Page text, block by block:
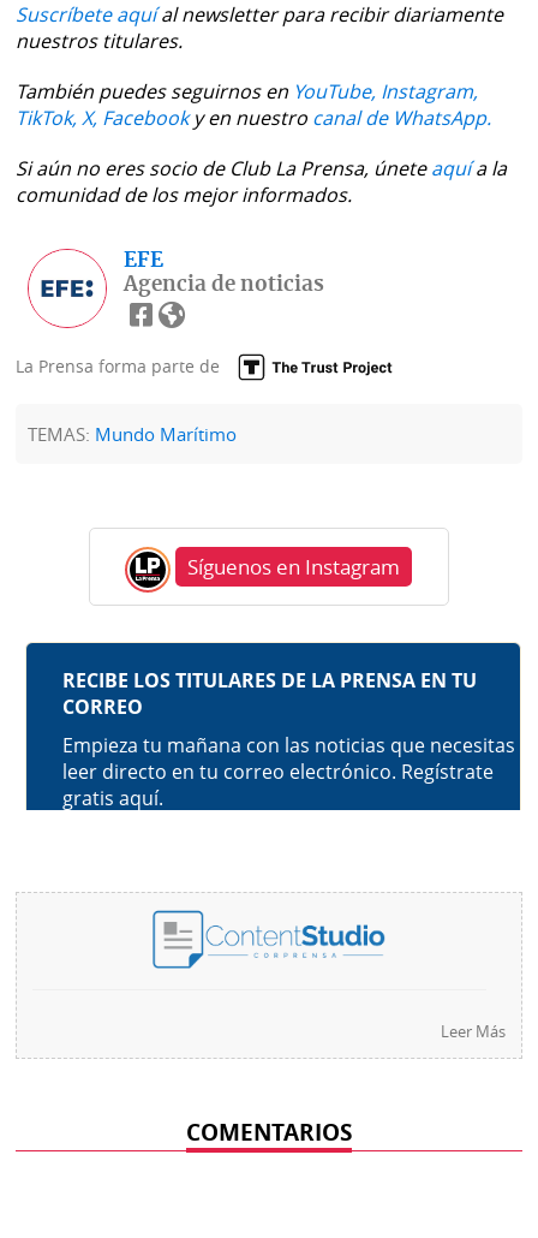
Suscríbete aquíal newsletter para recibir diariamente
nuestros titulares.
También puedes seguirnos en YouTube, Instagram,
TikTok, X, Facebooky en nuestro canal de WhatsApp.
Si aún no eres socio de Club La Prensa, úneteaquía la
comunidad de los mejor informados.
EFE
Agencia de noticias
La Prensa forma parte de
TEMAS: Mundo Marítimo
Síguenos en Instagram
Leer Más
COMENTARIOS